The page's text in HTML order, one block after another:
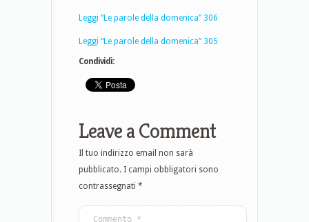
Leggi “Le parole della domenica” 306
Leggi “Le parole della domenica” 305
Condividi:
Leave a Comment
Il tuo indirizzo email non sarà
pubblicato. I campi obbligatori sono
contrassegnati *